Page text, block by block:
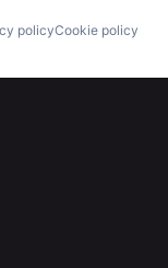
policyCookie policy